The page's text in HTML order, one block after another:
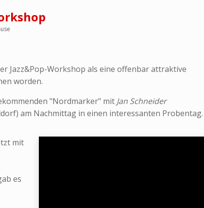
Jazz&Pop-Workshop als eine offenbar attraktive
worden.
"Nordmarker" mit Jan Schneider
am Nachmittag in einen interessanten Probentag.
mit
es